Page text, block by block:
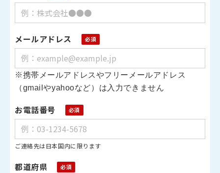
メールアドレス
※携帯メールアドレスやフリーメールアドレス
（gmailやyahooなど）は入力できません
お電話番号
ご連絡先は日本国内に限ります
都道府県